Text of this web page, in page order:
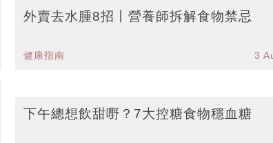
外賣去水腫8招丨營養師拆解食物禁忌
健康指南 3
下午總想飲甜嘢？7大控糖食物穩血糖